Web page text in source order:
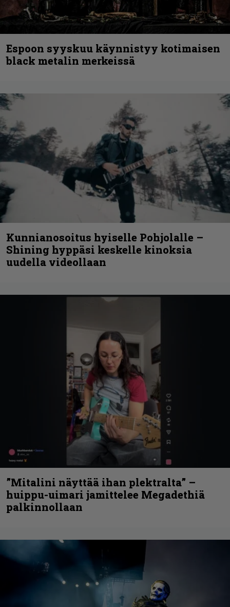
Espoon syyskuu käynnistyy kotimaisen
black metalin merkeissä
Kunnianosoitus hyiselle Pohjolalle –
Shining hyppäsi keskelle kinoksia
uudella videollaan
”Mitalini näyttää ihan plektralta” –
huippu-uimari jamittelee Megadethiä
palkinnollaan